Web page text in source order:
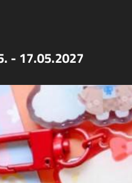
- 17.05.2027